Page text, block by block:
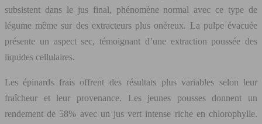
subsistent dans le jus final, phénomène normal avec ce type de
légume même sur des extracteurs plus onéreux. La pulpe évacuée
présente un aspect sec, témoignant d’une extraction poussée des
liquides cellulaires.
Les épinards frais offrent des résultats plus variables selon leur
fraîcheur et leur provenance. Les jeunes pousses donnent un
rendement de 58% avec un jus vert intense riche en chlorophylle.